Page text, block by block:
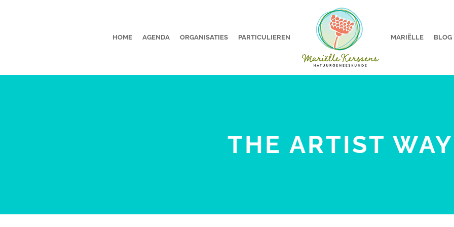
HOME AGENDA ORGANISATIES PARTICULIEREN MARIËLLE BLOG
THE ARTIST WAY